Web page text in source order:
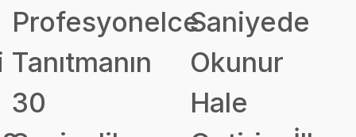
Profesyonelce
Tanıtmanın
30
Saniyede
Okunur
Hale